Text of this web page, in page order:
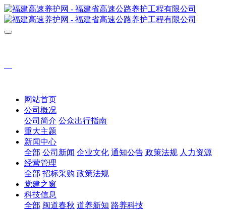
网站首页
公司概况
公司简介 公众出行指南
重大主题
新闻中心
全部 公司新闻 企业文化 通知公告 政策法规 人力资源
经营管理
全部 招标采购 政策法规
党建之窗
科技信息
全部 闽道春秋 道养新知 路养科技